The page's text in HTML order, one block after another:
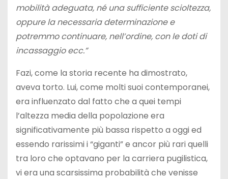
mobilità adeguata, né una sufficiente scioltezza,
oppure la necessaria determinazione e
potremmo continuare, nell’ordine, con le doti di
incassaggio ecc.”
Fazi, come la storia recente ha dimostrato,
aveva torto. Lui, come molti suoi contemporanei,
era influenzato dal fatto che a quei tempi
l’altezza media della popolazione era
significativamente più bassa rispetto a oggi ed
essendo rarissimi i “giganti” e ancor più rari quelli
tra loro che optavano per la carriera pugilistica,
vi era una scarsissima probabilità che venisse